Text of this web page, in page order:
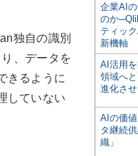
独自の識別
、データを
きるように
していない
企業AI
のか
ティッ
新機軸
AI活用
領域へ
進化さ
AIの価
タ継続
織」